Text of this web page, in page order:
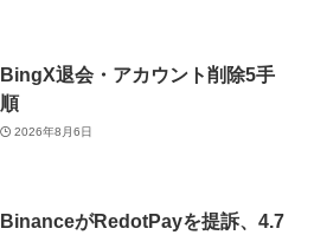
BingX退会・アカウント削除5手
順
2026年8月6日
BinanceがRedotPayを提訴、4.7